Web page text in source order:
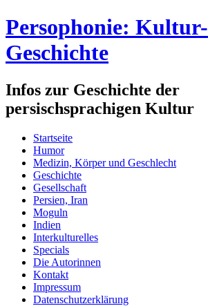
Persophonie: Kultur-
Geschichte
Infos zur Geschichte der
persischsprachigen Kultur
Startseite
Humor
Medizin, Körper und Geschlecht
Geschichte
Gesellschaft
Persien, Iran
Moguln
Indien
Interkulturelles
Specials
Die Autorinnen
Kontakt
Impressum
Datenschutzerklärung